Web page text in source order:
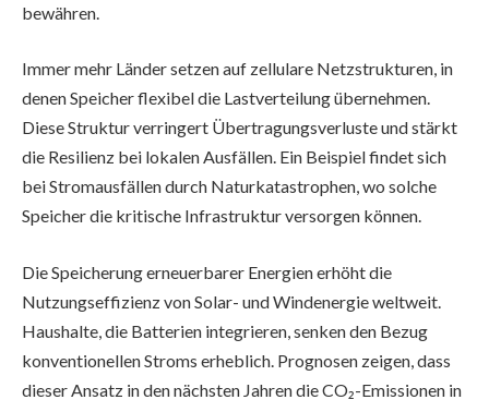
bewähren.
Immer mehr Länder setzen auf zellulare Netzstrukturen, in
denen Speicher flexibel die Lastverteilung übernehmen.
Diese Struktur verringert Übertragungsverluste und stärkt
die Resilienz bei lokalen Ausfällen. Ein Beispiel findet sich
bei Stromausfällen durch Naturkatastrophen, wo solche
Speicher die kritische Infrastruktur versorgen können.
Die Speicherung erneuerbarer Energien erhöht die
Nutzungseffizienz von Solar- und Windenergie weltweit.
Haushalte, die Batterien integrieren, senken den Bezug
konventionellen Stroms erheblich. Prognosen zeigen, dass
dieser Ansatz in den nächsten Jahren die CO₂-Emissionen in